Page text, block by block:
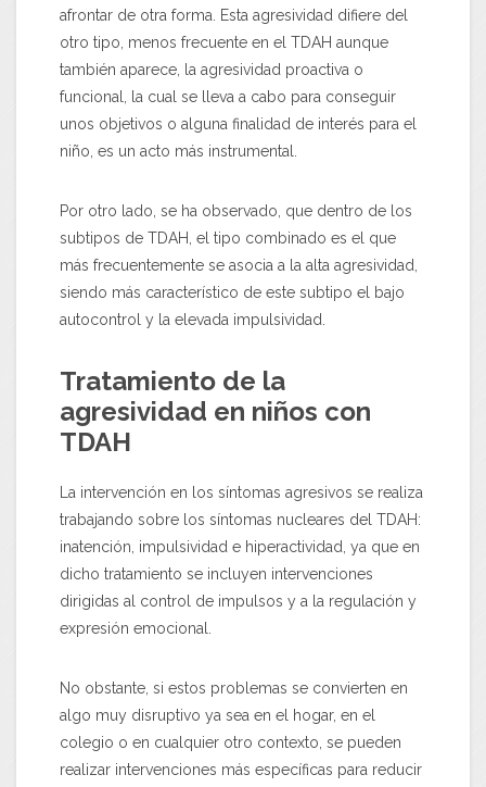
afrontar de otra forma. Esta agresividad difiere del
otro tipo, menos frecuente en el TDAH aunque
también aparece, la agresividad proactiva o
funcional, la cual se lleva a cabo para conseguir
unos objetivos o alguna finalidad de interés para el
niño, es un acto más instrumental.
Por otro lado, se ha observado, que dentro de los
subtipos de TDAH, el tipo combinado es el que
más frecuentemente se asocia a la alta agresividad,
siendo más característico de este subtipo el bajo
autocontrol y la elevada impulsividad.
Tratamiento de la
agresividad en niños con
TDAH
La intervención en los síntomas agresivos se realiza
trabajando sobre los síntomas nucleares del TDAH:
inatención, impulsividad e hiperactividad, ya que en
dicho tratamiento se incluyen intervenciones
dirigidas al control de impulsos y a la regulación y
expresión emocional.
No obstante, si estos problemas se convierten en
algo muy disruptivo ya sea en el hogar, en el
colegio o en cualquier otro contexto, se pueden
realizar intervenciones más específicas para reducir